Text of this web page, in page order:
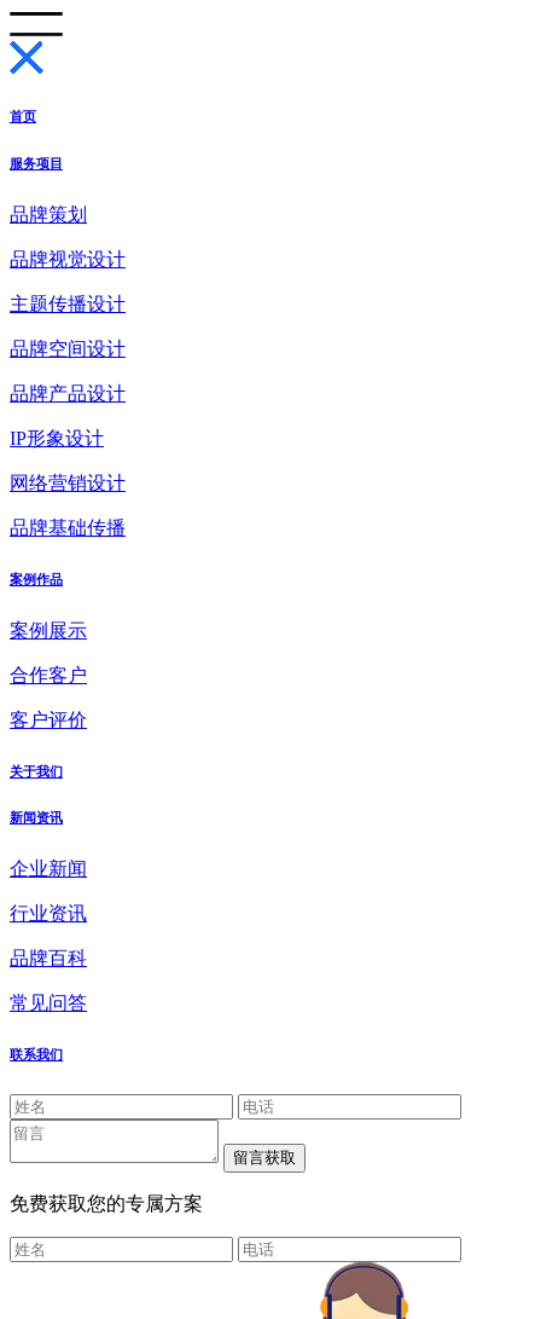
首页
服务项目
品牌策划
品牌视觉设计
主题传播设计
品牌空间设计
品牌产品设计
IP形象设计
网络营销设计
品牌基础传播
案例作品
案例展示
合作客户
客户评价
关于我们
新闻资讯
企业新闻
行业资讯
品牌百科
常见问答
联系我们
免费获取您的专属方案